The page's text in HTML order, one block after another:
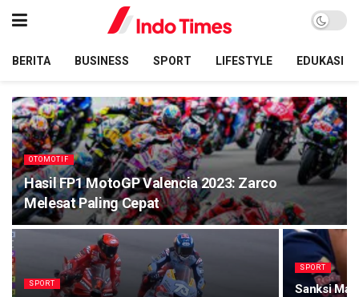
BERITA BUSINESS SPORT LIFESTYLE EDUKASI
OTOMOTIF
Hasil FP1 MotoGP Valencia 2023: Zarco
Melesat Paling Cepat
SPORT
SPORT
Sanksi